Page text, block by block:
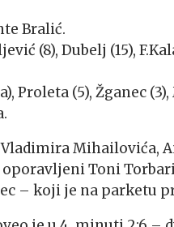
Bralić.
(8), Dubelj (15),
Proleta (5), Žganec
Mihailovića,
Toni
– koji je na parketu